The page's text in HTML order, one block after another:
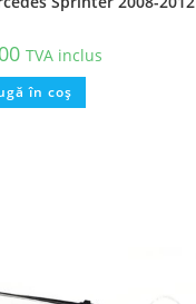
TVA inclus
în coș